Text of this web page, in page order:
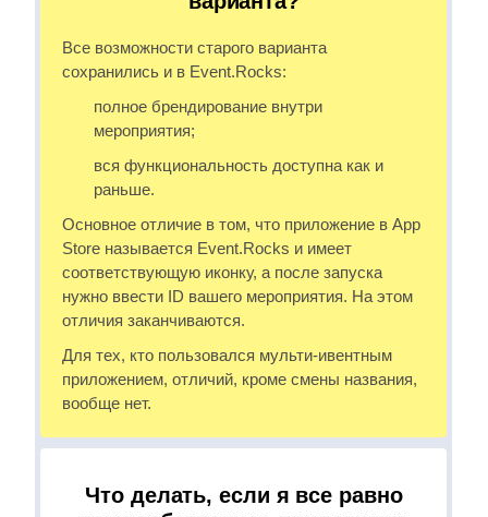
Все возможности старого варианта
сохранились и в Event.Rocks:
полное брендирование внутри
мероприятия;
вся функциональность доступна как и
раньше.
Основное отличие в том, что приложение в App
Store называется Event.Rocks и имеет
соответствующую иконку, а после запуска
нужно ввести ID вашего мероприятия. На этом
отличия заканчиваются.
Для тех, кто пользовался мульти-ивентным
приложением, отличий, кроме смены названия,
вообще нет.
Что делать, если я все равно